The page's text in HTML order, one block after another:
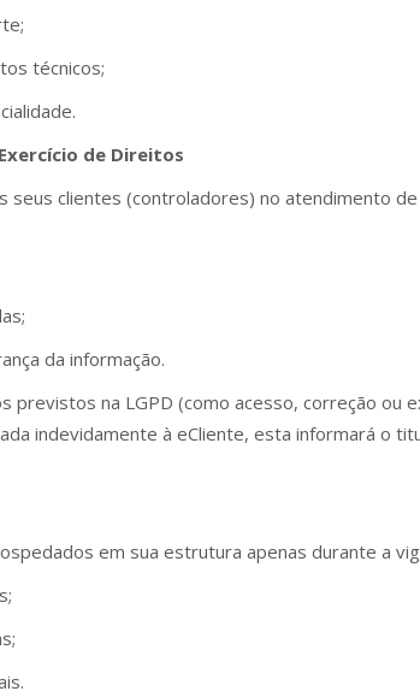
técnicos;
de Direitos
seus clientes (controladores) no atendimento
da informação.
na LGPD (como acesso, correção
indevidamente à eCliente, esta informará o
em sua estrutura apenas durante a